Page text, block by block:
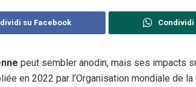
su Facebook Condividi
peut sembler anodin, mais ses impacts
en 2022 par l’Organisation mondiale de